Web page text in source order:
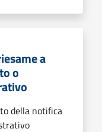
a
o
della notifica